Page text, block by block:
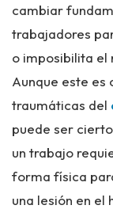
cambiar
trabajadores
o imposibilita el
Aunque este es
traumáticas del
puede ser
un trabajo
forma física
una lesión en el